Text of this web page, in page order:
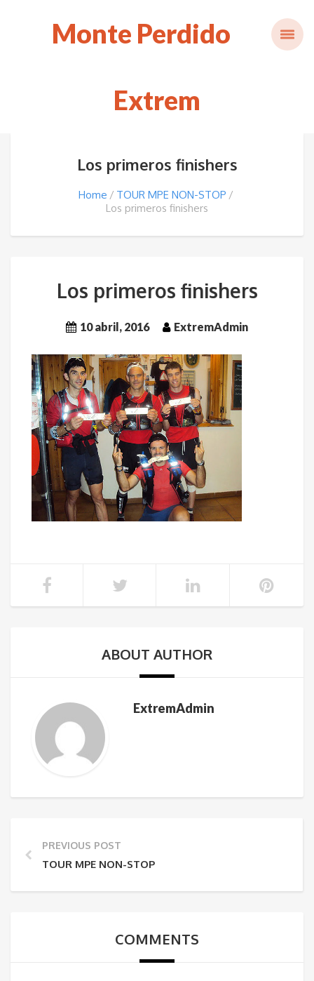
Monte Perdido
Extrem
Los primeros finishers
Home
TOUR MPE NON-STOP
Los primeros finishers
Los primeros finishers
10 abril, 2016 ExtremAdmin
ABOUT AUTHOR
ExtremAdmin
PREVIOUS POST
TOUR MPE NON-STOP
COMMENTS